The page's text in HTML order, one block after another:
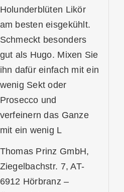
Holunderblüten Likör
am besten eisgekühlt.
Schmeckt besonders
gut als Hugo. Mixen Sie
ihn dafür einfach mit ein
wenig Sekt oder
Prosecco und
verfeinern das Ganze
mit ein wenig L
Thomas Prinz GmbH,
Ziegelbachstr. 7, AT-
6912 Hörbranz –